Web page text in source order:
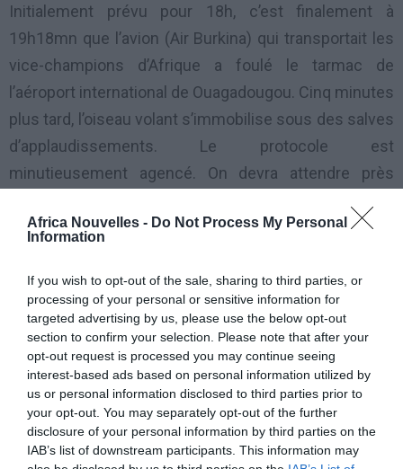
Africa Nouvelles - Do Not Process My Personal
Information
If you wish to opt-out of the sale, sharing to third parties, or
processing of your personal or sensitive information for
targeted advertising by us, please use the below opt-out
section to confirm your selection. Please note that after your
opt-out request is processed you may continue seeing
interest-based ads based on personal information utilized by
us or personal information disclosed to third parties prior to
your opt-out. You may separately opt-out of the further
disclosure of your personal information by third parties on the
IAB’s list of downstream participants. This information may
Initialement prévu pour 18h, c’est finalement à
19h18mn que l’avion (Air Burkina) qui transportait les
vice-champions d’Afrique a foulé le tarmac de
l’aéroport international de Ouagadougou. Cinq minutes
plus tard, l’oiseau volant s’immobilise sous des salves
d’applaudissements. Le protocole est
minutieusement agencé. On devra attendre près
descendre. Le capitaine Moumouni Dagano et le vice-
descendre. Puis, tout le groupe passe recevoir les
félicitations des membres du gouvernement.
Sécurité très rapprochée pour Pitroipa et Alain
Le tapi rouge fut déballé en l’honneur des finalistes de
la dernière CAN. Un nombre important de supporters
(une centaine environ) ont pu accéder au tarmac de